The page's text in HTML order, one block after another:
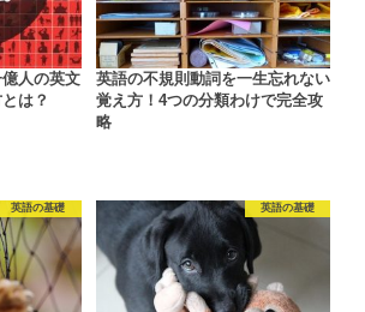
人の英文
は？
英語の不規則動詞を一生忘れない
覚え方！4つの分類わけで完全攻
略
英語の基礎 英語の基礎